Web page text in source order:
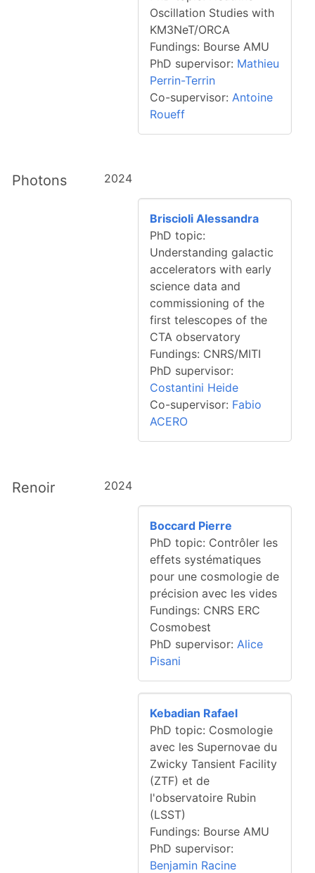
Oscillation Studies with
KM3NeT/ORCA
Fundings: Bourse AMU
PhD supervisor: Mathieu
Perrin-Terrin
Co-supervisor:Antoine
Roueff
Photons 2024
Briscioli Alessandra
PhD topic:
Understanding galactic
accelerators with early
science data and
commissioning of the
first telescopes of the
CTA observatory
Fundings: CNRS/MITI
PhD supervisor:
Costantini Heide
Co-supervisor: Fabio
ACERO
Renoir 2024
Boccard Pierre
PhD topic: Contrôler les
effets systématiques
pour une cosmologie de
précision avec les vides
Fundings: CNRS ERC
Cosmobest
PhD supervisor:Alice
Pisani
Kebadian Rafael
PhD topic: Cosmologie
avec les Supernovae du
Zwicky Tansient Facility
(ZTF) et de
l'observatoire Rubin
(LSST)
Fundings: Bourse AMU
PhD supervisor:
Benjamin Racine